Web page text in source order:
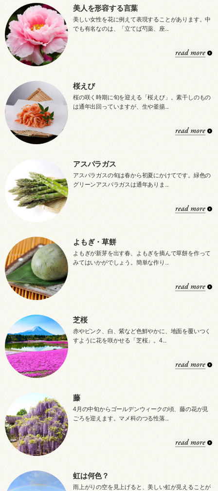
美人を形容する言葉
美しい女性を花に例えて表現することがあります。中
でも有名なのは、「立てば芍薬、座...
桜えび
桜の咲く時期に旬を迎える「桜えび」。素干しのもの
は通年出回っていますが、生や釜揚...
アスパラガス
アスパラガスの旬は春から初夏にかけてです。緑色の
グリーンアスパラガスは通年ありま...
よもぎ・草餅
よもぎが新芽を出す春、よもぎを摘んで草餅を作って
みてはいかがでしょう。簡単な作り...
芝桜
赤やピンク、白、紫など色鮮やかに、地面を覆いつく
すように花を咲かせる「芝桜」。4...
藤
4月の中旬からゴールデンウィークの頃、藤の花が見
ごろを迎えます。マメ科のつる性落...
虹は何色？
雨上がりの空を見上げると、美しい虹が見えることが